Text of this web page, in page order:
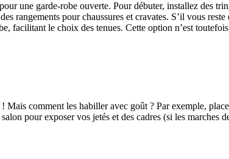
une garde-robe ouverte. Pour débuter, installez des
rangements pour chaussures et cravates. S’il vous reste
facilitant le choix des tenues. Cette option n’est
comment les habiller avec goût ? Par exemple,
pour exposer vos jetés et des cadres (si les marches